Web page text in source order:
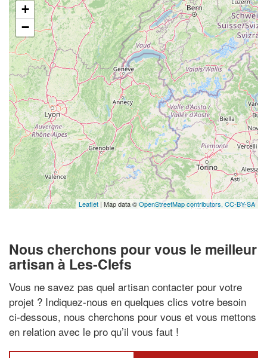
+
−
Leaflet | Map data ©OpenStreetMap contributors, CC-BY-SA
Nous cherchons pour vous le meilleur
artisan à Les-Clefs
Vous ne savez pas quel artisan contacter pour votre
projet ? Indiquez-nous en quelques clics votre besoin
ci-dessous, nous cherchons pour vous et vous mettons
en relation avec le pro qu’il vous faut !